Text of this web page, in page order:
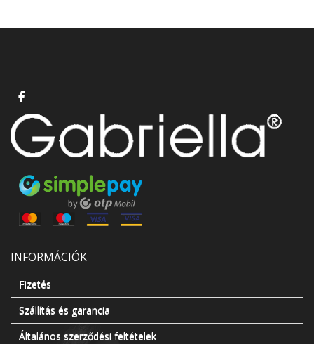
INFORMÁCIÓK
Fizetés
Szállítás és garancia
Általános szerződési feltételek